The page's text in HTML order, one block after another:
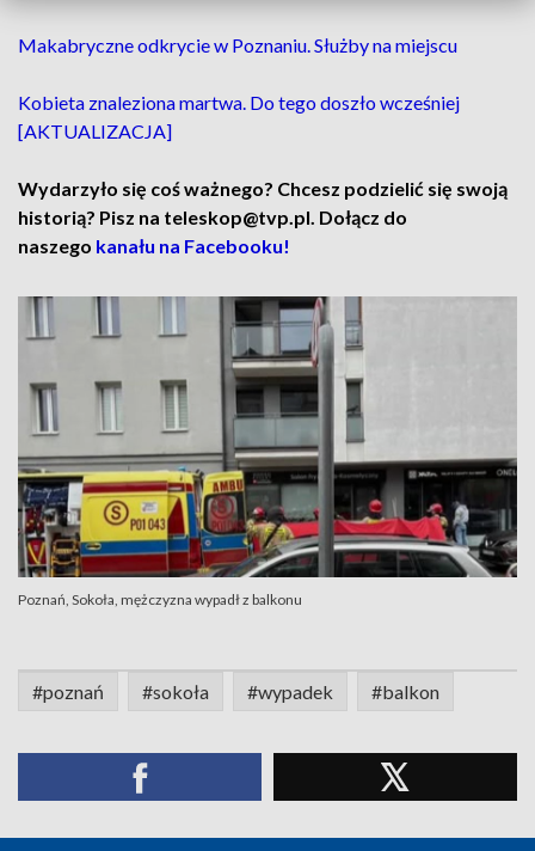
Makabryczne odkrycie w Poznaniu. Służby na miejscu
Kobieta znaleziona martwa. Do tego doszło wcześniej
[AKTUALIZACJA]
Wydarzyło się coś ważnego? Chcesz podzielić się swoją
historią? Pisz na teleskop@tvp.pl. Dołącz do
naszego kanału na Facebooku!
Poznań, Sokoła, mężczyzna wypadł z balkonu
#poznań #sokoła #wypadek #balkon